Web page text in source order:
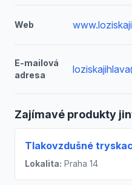
Web
E-mailová
adresa
Zajímavé produkty
Tlakovzdušné
Lokalita: Praha 14